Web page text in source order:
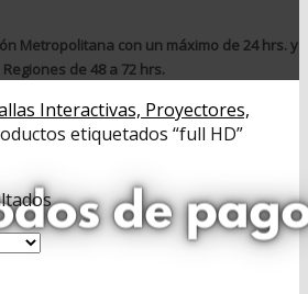
Metropolitana con un máximo de 24 hrs. y
Regiones de 48 a 72 hrs.
Interactivas, Proyectores,
etiquetados “full HD”